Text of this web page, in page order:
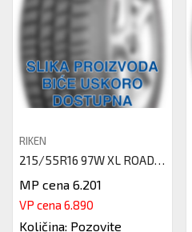
RIKEN
215/55R16 97W XL ROAD PERFORM
MP cena 6.201
VP cena 6.890
Količina: Pozovite